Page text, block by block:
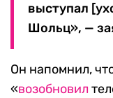
выступал
Шольц», —
Он напомнил,
«возобновил